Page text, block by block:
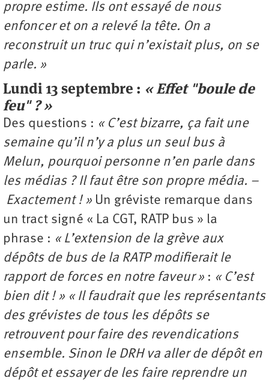
propre estime. Ils ont essayé de nous
enfoncer et on a relevé la tête. On a
reconstruit un truc qui n’existait plus, on se
parle. »
Lundi 13 septembre : « Effet "boule de
feu" ? »
Des questions : « C’est bizarre, ça fait une
semaine qu’il n’y a plus un seul bus à
Melun, pourquoi personne n’en parle dans
les médias ? Il faut être son propre média. –
Exactement ! » Un gréviste remarque dans
un tract signé « La CGT, RATP bus » la
phrase : « L’extension de la grève aux
dépôts de bus de la RATP modifierait le
rapport de forces en notre faveur » : « C’est
bien dit ! » « Il faudrait que les représentants
des grévistes de tous les dépôts se
retrouvent pour faire des revendications
ensemble. Sinon le DRH va aller de dépôt en
dépôt et essayer de les faire reprendre un